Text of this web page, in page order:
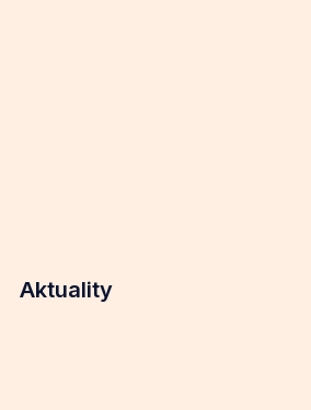
Aktuality